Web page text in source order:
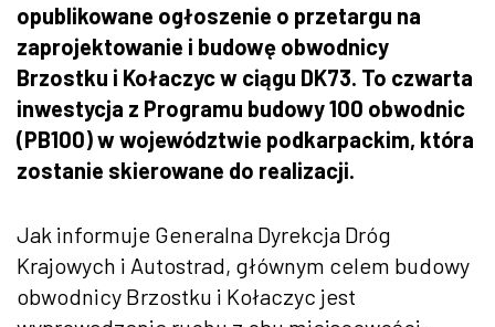
opublikowane ogłoszenie o przetargu na
zaprojektowanie i budowę obwodnicy
Brzostku i Kołaczyc w ciągu DK73. To czwarta
inwestycja z Programu budowy 100 obwodnic
(PB100) w województwie podkarpackim, która
zostanie skierowane do realizacji.
Jak informuje Generalna Dyrekcja Dróg
Krajowych i Autostrad, głównym celem budowy
obwodnicy Brzostku i Kołaczyc jest